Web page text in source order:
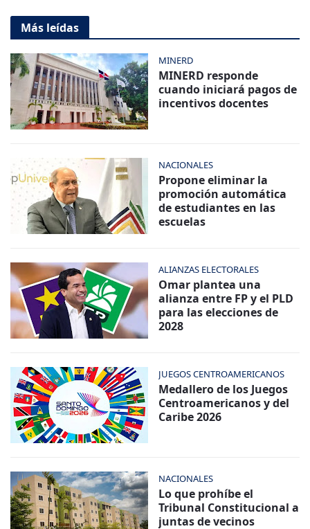
Más leídas
MINERD
MINERD responde
cuando iniciará pagos de
incentivos docentes
NACIONALES
Propone eliminar la
promoción automática
de estudiantes en las
escuelas
ALIANZAS ELECTORALES
Omar plantea una
alianza entre FP y el PLD
para las elecciones de
2028
JUEGOS CENTROAMERICANOS
Medallero de los Juegos
Centroamericanos y del
Caribe 2026
NACIONALES
Lo que prohíbe el
Tribunal Constitucional a
juntas de vecinos